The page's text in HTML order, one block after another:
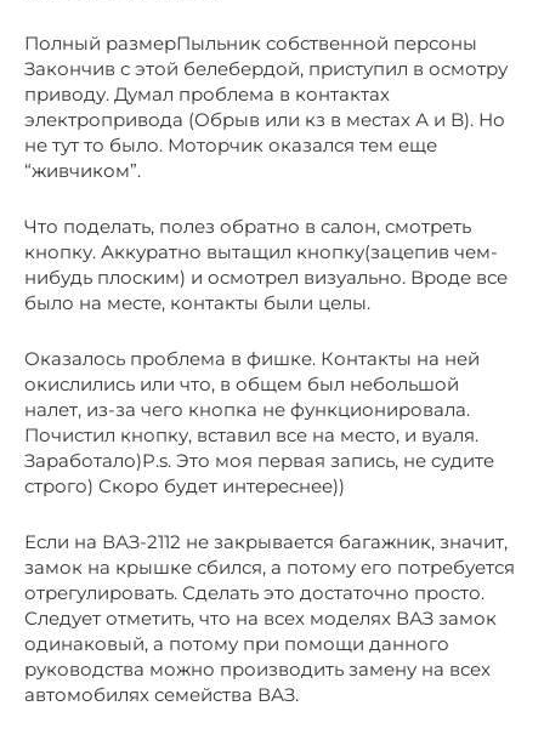
Полный размерПыльник собственной персоны
Закончив с этой белебердой, приступил в осмотру
приводу. Думал проблема в контактах
электропривода (Обрыв или кз в местах А и B). Но
не тут то было. Моторчик оказался тем еще
“живчиком”.
Что поделать, полез обратно в салон, смотреть
кнопку. Аккуратно вытащил кнопку(зацепив чем-
нибудь плоским) и осмотрел визуально. Вроде все
было на месте, контакты были целы.
Оказалось проблема в фишке. Контакты на ней
окислились или что, в общем был небольшой
налет, из-за чего кнопка не функционировала.
Почистил кнопку, вставил все на место, и вуаля.
Заработало)P.s. Это моя первая запись, не судите
строго) Скоро будет интереснее))
Если на ВАЗ-2112 не закрывается багажник, значит,
замок на крышке сбился, а потому его потребуется
отрегулировать. Сделать это достаточно просто.
Следует отметить, что на всех моделях ВАЗ замок
одинаковый, а потому при помощи данного
руководства можно производить замену на всех
автомобилях семейства ВАЗ.